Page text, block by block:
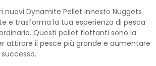
nuovi Dynamite Pellet Innesto Nuggets
e trasforma la tua esperienza di pesca
Questi pellet flottanti sono la
attirare il pesce più grande e aumentare